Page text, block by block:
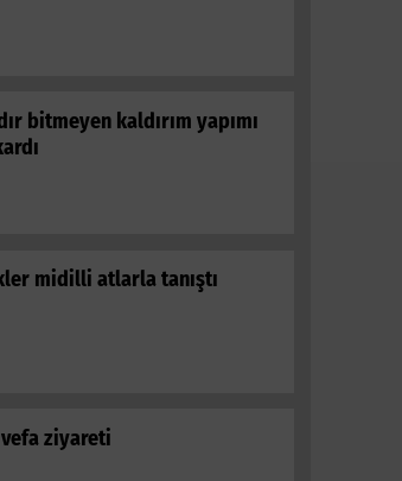
bitmeyen kaldırım yapımı
midilli atlarla tanıştı
ziyareti